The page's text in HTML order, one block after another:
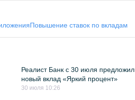
Повышение ставок по вкладам
Реалист Банк с 30 июля предложил
новый вклад «Яркий процент»
30 июля 10:26